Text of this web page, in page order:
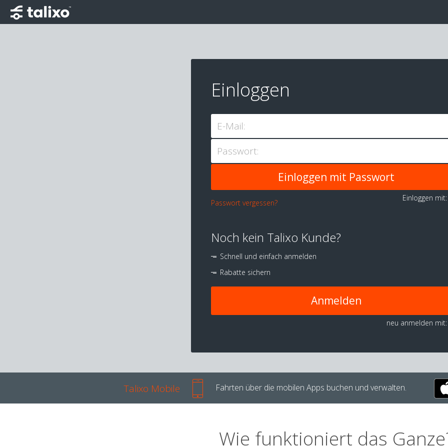
Einloggen
E-Mail:
Passwort:
Passwort vergessen?
Einloggen
Noch kein Talixo Kunde?
Schnell und einfach anmelden
Rabatte sichern
Anmelden
neu anmelden mit:
Talixo Mobile Fahrten über die mobilen Apps buchen und verwalten.
Wie funktioniert das